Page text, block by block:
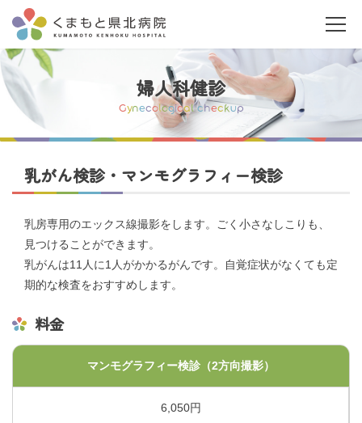
婦人科健診
Gynecological checkup
乳がん検診・マンモグラフィー検診
乳房専用のエックス線撮影をします。ごく小さなしこりも、
見つけることができます。
乳がんは11人に1人がかかるがんです。自覚症状がなくても定
期的な検査をおすすめします。
料金
マンモグラフィー検診（2方向撮影）
6,050円
当院について
ご利用の皆さまへ
診療科・部門案内
医療関係者の皆さまへ
交通アクセス